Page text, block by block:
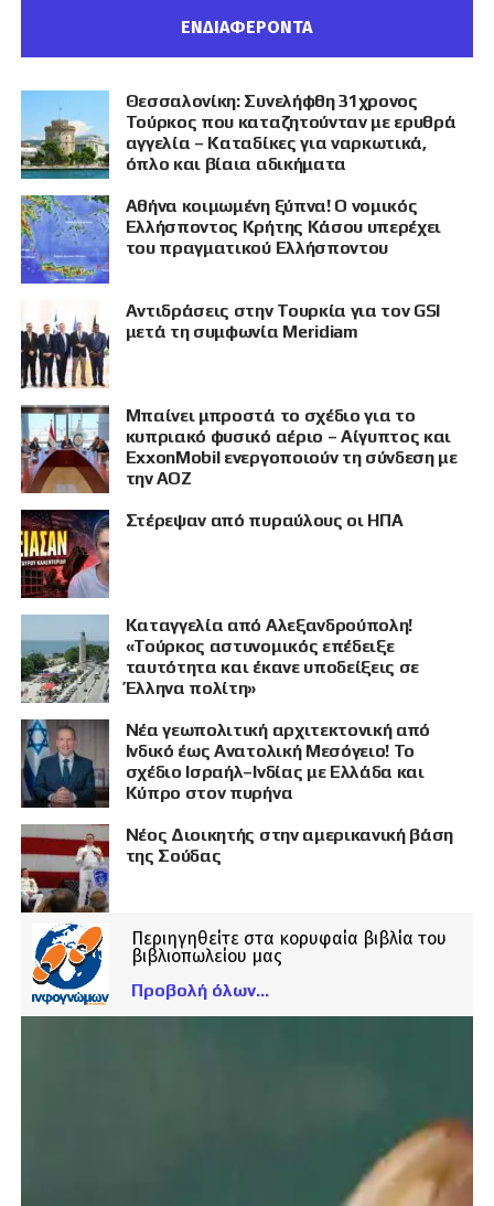
ΕΝΔΙΑΦΕΡΟΝΤΑ
Θεσσαλονίκη: Συνελήφθη 31χρονος
Τούρκος που καταζητούνταν με ερυθρά
αγγελία – Καταδίκες για ναρκωτικά,
όπλο και βίαια αδικήματα
Αθήνα κοιμωμένη ξύπνα! Ο νομικός
Ελλήσποντος Κρήτης Κάσου υπερέχει
του πραγματικού Ελλήσποντου
Αντιδράσεις στην Τουρκία για τον GSI
μετά τη συμφωνία Meridiam
Μπαίνει μπροστά το σχέδιο για το
κυπριακό φυσικό αέριο – Αίγυπτος και
ExxonMobil ενεργοποιούν τη σύνδεση με
την ΑΟΖ
Στέρεψαν από πυραύλους οι ΗΠΑ
Καταγγελία από Αλεξανδρούπολη!
«Τούρκος αστυνομικός επέδειξε
ταυτότητα και έκανε υποδείξεις σε
Έλληνα πολίτη»
Νέα γεωπολιτική αρχιτεκτονική από
Ινδικό έως Ανατολική Μεσόγειο! Το
σχέδιο Ισραήλ–Ινδίας με Ελλάδα και
Κύπρο στον πυρήνα
Νέος Διοικητής στην αμερικανική βάση
της Σούδας
Περιηγηθείτε στα κορυφαία βιβλία του
βιβλιοπωλείου μας
Προβολή όλων